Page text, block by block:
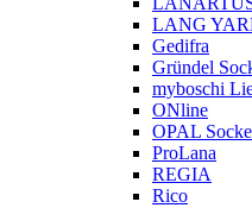
LANG
Gedifra
Gründel
myboschi
ONline
OPAL
ProLana
REGIA
Rico